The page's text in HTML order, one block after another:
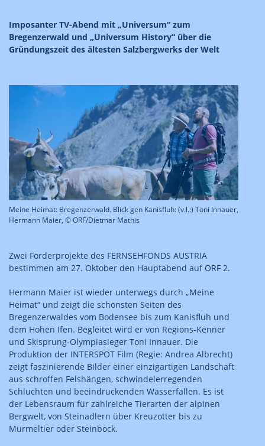
Imposanter TV-Abend mit „Universum“ zum
Bregenzerwald und „Universum History“ über die
Gründungszeit des ältesten Salzbergwerks der Welt
Meine Heimat: Bregenzerwald. Blick gen Kanisfluh: (v.l.:) Toni Innauer,
Hermann Maier, © ORF/Dietmar Mathis
Zwei Förderprojekte des FERNSEHFONDS AUSTRIA
bestimmen am 27. Oktober den Hauptabend auf ORF 2.
Hermann Maier ist wieder unterwegs durch „Meine
Heimat“ und zeigt die schönsten Seiten des
Bregenzerwaldes vom Bodensee bis zum Kanisfluh und
dem Hohen Ifen. Begleitet wird er von Regions-Kenner
und Skisprung-Olympiasieger Toni Innauer. Die
Produktion der INTERSPOT Film (Regie: Andrea Albrecht)
zeigt faszinierende Bilder einer einzigartigen Landschaft
aus schroffen Felshängen, schwindelerregenden
Schluchten und beeindruckenden Wasserfällen. Es ist
der Lebensraum für zahlreiche Tierarten der alpinen
Bergwelt, von Steinadlern über Kreuzotter bis zu
Murmeltier oder Steinbock.